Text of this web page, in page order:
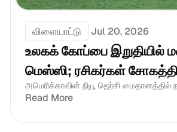
விளையாட்டு Jul 20, 2026
உலகக் கோப்பை இறுதியில்
மெஸ்ஸி; ரசிகர்கள்
அமெரிக்காவின் நியூ ஜெர்சி மைதானத்தில்
Read More